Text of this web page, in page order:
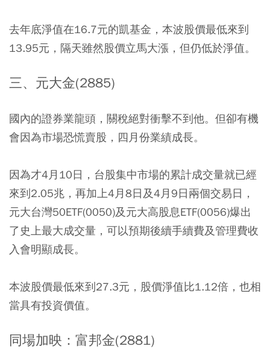
去年底淨值在16.7元的凱基金，本波股價最低來到
13.95元，隔天雖然股價立馬大漲，但仍低於淨值。
三、元大金(2885)
國內的證券業龍頭，關稅絕對衝擊不到他。但卻有機
會因為市場恐慌賣股，四月份業績成長。
因為才4月10日，台股集中市場的累計成交量就已經
來到2.05兆，再加上4月8日及4月9日兩個交易日，
元大台灣50ETF(0050)及元大高股息ETF(0056)爆出
了史上最大成交量，可以預期後續手續費及管理費收
入會明顯成長。
本波股價最低來到27.3元，股價淨值比1.12倍，也相
當具有投資價值。
同場加映：富邦金(2881)